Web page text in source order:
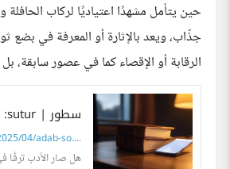
حين يتأمل مشهدًا اعتياديًا لركاب
جذّاب، ويعد بالإثارة أو المعرفة في بضع
الرقابة أو الإقصاء كما في عصور سابقة،
سطور | sutur: الأدب في عصر الصورة: هل يمكن للنصوص أن تصمد أمام الشاشة؟.
04/adab-so....
هل صار الأدب ترفًا